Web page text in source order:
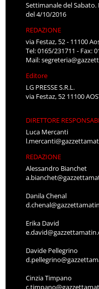
Settimanale del
del 4/10/2016
REDAZIONE
via Festaz, 52 - 11100
Tel: 0165/231711 - Fax:
Mail:
Editore
LG PRESSE S.R.L.
via Festaz, 52 11100
DIRETTORE
Luca Mercanti
REDAZIONE
Alessandro Bianchet
Danila Chenal
Erika David
Davide Pellegrino
Cinzia Timpano